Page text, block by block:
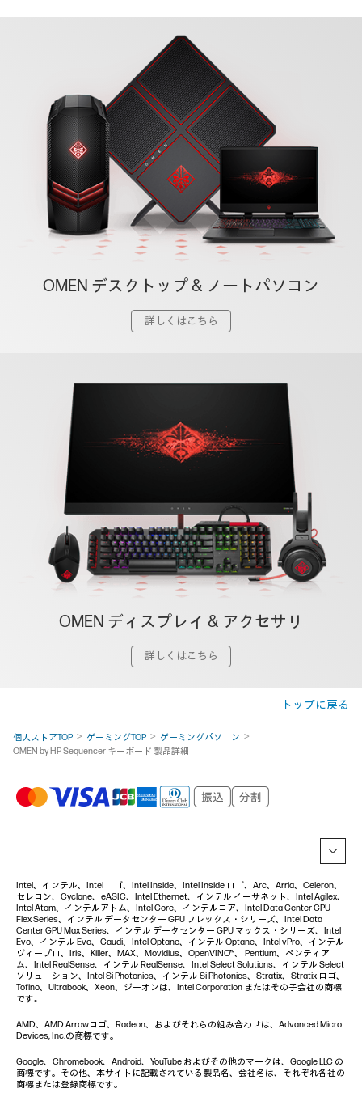
OMEN デスクトップ & ノートパソコン
詳しくはこちら
OMEN ディスプレイ & アクセサリ
詳しくはこちら
トップに戻る
個人ストアTOP ゲーミングTOP
ゲーミングパソコン
OMEN by HP Sequencer キーボード 製品詳細
Intel、インテル、Intel ロゴ、Intel Inside、Intel Inside ロゴ、Arc、Arria、Celeron、
セレロン、Cyclone、eASIC、Intel Ethernet、インテル イーサネット、Intel Agilex、
Intel Atom、インテルアトム、Intel Core、インテルコア、Intel Data Center GPU
Flex Series、インテル データセンター GPU フレックス・シリーズ、Intel Data
Center GPU Max Series、インテル データセンター GPU マックス・シリーズ、Intel
Evo、インテル Evo、Gaudi、Intel Optane、インテル Optane、Intel vPro、インテル
ヴィープロ、Iris、Killer、MAX、Movidius、OpenVINO™、 Pentium、ペンティア
ム、Intel RealSense、インテル RealSense、Intel Select Solutions、インテル Select
ソリューション、Intel Si Photonics、インテル Si Photonics、Stratix、Stratix ロゴ、
Tofino、Ultrabook、Xeon、ジーオンは、Intel Corporation またはその子会社の商標
です。
AMD、AMD Arrowロゴ、Radeon、およびそれらの組み合わせは、Advanced Micro
Devices, Inc.の商標です。
Google、Chromebook、Android、YouTube およびその他のマークは、Google LLC の
商標です。その他、本サイトに記載されている製品名、会社名は、それぞれ各社の
商標または登録商標です。